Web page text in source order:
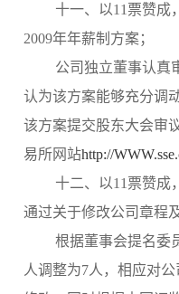
十一、以11票赞成
2009年年薪制方案；
公司独立董事认真
认为该方案能够充分调
该方案提交股东大会审
易所网站http://
十二、以11票赞成
通过关于修改公司章程
根据董事会提名委
人调整为7人，相应对